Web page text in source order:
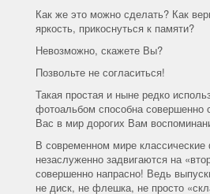
Как же это можно сделать? Как
яркость, прикоснуться к памяти?
Невозможно, скажете Вы?
Позвольте не согласиться!
Такая простая и ныне редко
фотоальбом способна совершенно
Вас в мир дорогих Вам
В современном мире
незаслуженно задвигаются на
совершенно напрасно! Ведь
не диск, не флешка, не просто